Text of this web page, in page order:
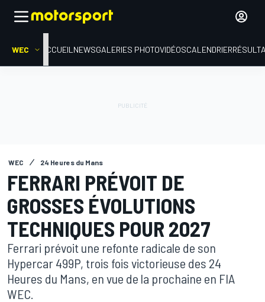
WEC ACCUEIL NEWSGALERIES PHOTOVIDÉOSCALENDRIER
WEC 24 Heures du Mans
FERRARI PRÉVOIT DE
GROSSES ÉVOLUTIONS
TECHNIQUES POUR 2027
Ferrari prévoit une refonte radicale de son
Hypercar 499P, trois fois victorieuse des 24
Heures du Mans, en vue de la prochaine en FIA
WEC.